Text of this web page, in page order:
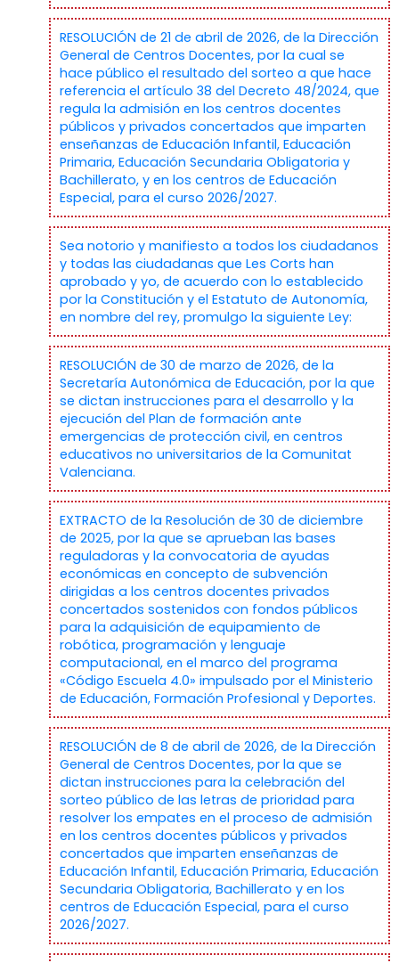
RESOLUCIÓN de 21 de abril de 2026, de la Dirección
General de Centros Docentes, por la cual se
hace público el resultado del sorteo a que hace
referencia el artículo 38 del Decreto 48/2024, que
regula la admisión en los centros docentes
públicos y privados concertados que imparten
enseñanzas de Educación Infantil, Educación
Primaria, Educación Secundaria Obligatoria y
Bachillerato, y en los centros de Educación
Especial, para el curso 2026/2027.
Sea notorio y manifiesto a todos los ciudadanos
y todas las ciudadanas que Les Corts han
aprobado y yo, de acuerdo con lo establecido
por la Constitución y el Estatuto de Autonomía,
en nombre del rey, promulgo la siguiente Ley:
RESOLUCIÓN de 30 de marzo de 2026, de la
Secretaría Autonómica de Educación, por la que
se dictan instrucciones para el desarrollo y la
ejecución del Plan de formación ante
emergencias de protección civil, en centros
educativos no universitarios de la Comunitat
Valenciana.
EXTRACTO de la Resolución de 30 de diciembre
de 2025, por la que se aprueban las bases
reguladoras y la convocatoria de ayudas
económicas en concepto de subvención
dirigidas a los centros docentes privados
concertados sostenidos con fondos públicos
para la adquisición de equipamiento de
robótica, programación y lenguaje
computacional, en el marco del programa
«Código Escuela 4.0» impulsado por el Ministerio
de Educación, Formación Profesional y Deportes.
RESOLUCIÓN de 8 de abril de 2026, de la Dirección
General de Centros Docentes, por la que se
dictan instrucciones para la celebración del
sorteo público de las letras de prioridad para
resolver los empates en el proceso de admisión
en los centros docentes públicos y privados
concertados que imparten enseñanzas de
Educación Infantil, Educación Primaria, Educación
Secundaria Obligatoria, Bachillerato y en los
centros de Educación Especial, para el curso
2026/2027.